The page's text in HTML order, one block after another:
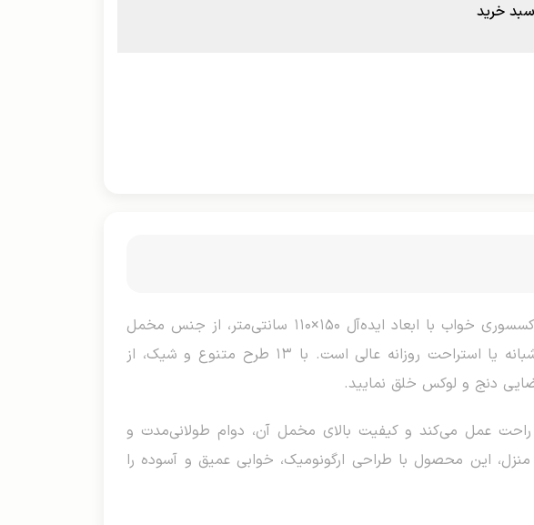
خرید
کوسن پتویی، ترکیبی هوشمندانه از راحتی بالش و گرمای پتو در یک محصول کاربردی! این اکسسوری خواب با ابعاد ایده‌آل ۱۵۰×۱۱۰ سانتی‌متر، از جنس مخمل
نرم و لطیف ساخته شده که حس ابریشمی به پوست می‌دهد و برای لحظات آرامش‌بخش شبانه یا استراحت روزانه عالی است. با ۱۳ طرح متنوع و شیک، از
دنج و لوکس خلق نمایید.
عمل می‌کند و کیفیت بالای مخمل آن، دوام طولانی‌مدت و
این محصول با طراحی ارگونومیک، خوابی عمیق و آسوده را